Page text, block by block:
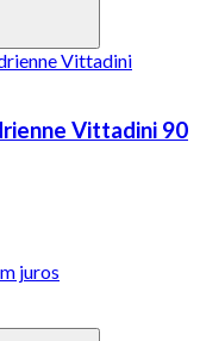
Vittadini 90
juros